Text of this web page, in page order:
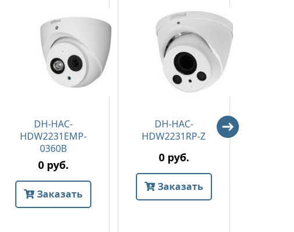
DH-HAC-
HDW2231EMP-
0360B
0 руб.
Заказать
DH-HAC-
HDW2231RP-Z
0 руб.
Заказать